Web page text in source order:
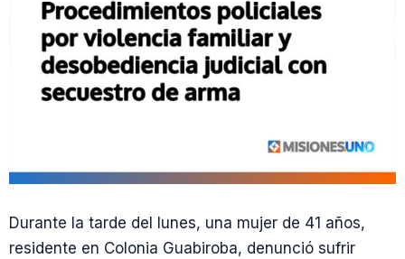
Durante la tarde del lunes, una mujer de 41 años,
residente en Colonia Guabiroba, denunció sufrir